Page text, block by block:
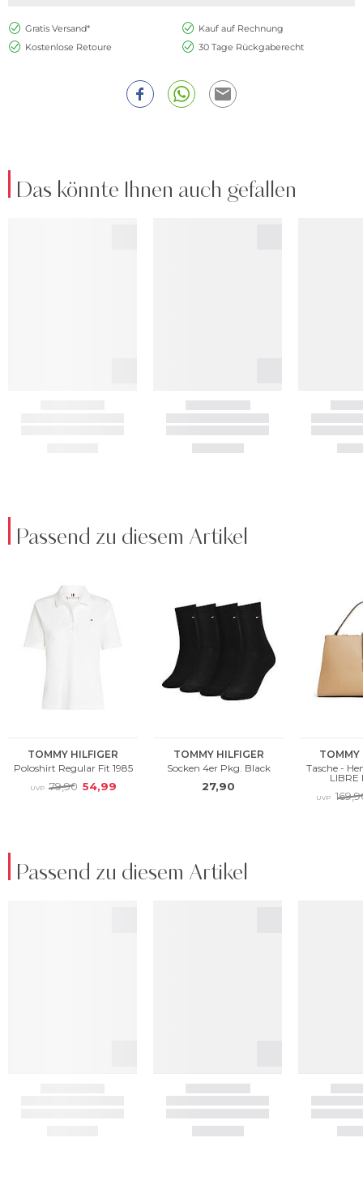
Gratis Versand*
Kauf auf Rechnung
Kostenlose Retoure
30 Tage Rückgaberecht
Das könnte Ihnen auch gefallen
Passend zu diesem Artikel
Passend zu diesem Artikel